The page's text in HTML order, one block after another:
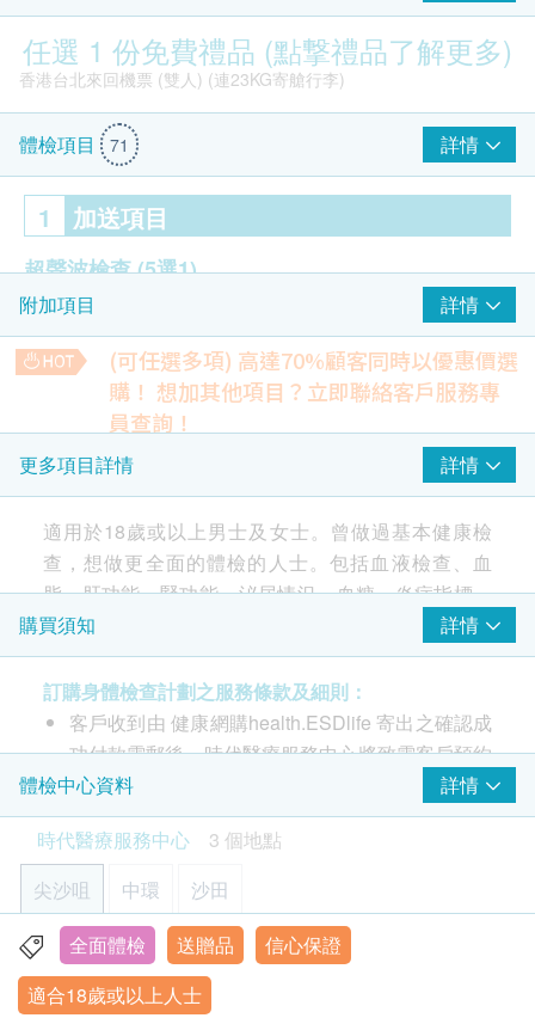
部分員工的態度與耐心需更一致
某些項目如放射科/抽血等待時間及個別項目的改進空間
希望增加更多分店位置或時段靈活性
結論
結論：該體檢服務以高性價比、一站式流程、專業團隊與舒適環
境為特點，適合忙碌的上班族、家庭及企業團體等追求便捷、透
明與高品質體檢的客群。若您重視清晰解讀、快捷報告與多樣化
計畫，此服務是值得考慮的長期選擇。
此部分內容由AI自動生成，可能包含錯誤或不完整之處，請審慎參考。
2026-07-27彌敦道26號
健康中心設施良好整濕，唯比較難預約星期
六日。
禮品吸引
Chan
2026-07-27
The medical
rebate
package is a
禮品吸引
查看所有評論
任選 1 份免費禮品 (點撃禮品了解更多)
香港台北來回機票 (雙人) (連23KG寄艙行李)
德國寶 Ultra Slim負離子速乾風筒 (建議零售價 $1,280)
$1,000扣減優惠 (不可與優惠碼疊加使用)
體檢項目 71 詳情
1 加送項目
超聲波檢查(5選1)
前列腺
甲狀腺
乳房
盤腔 (子宮/卵巢/膀胱)
頸動脈
癌症指標測試
甲種胚胎蛋白 (肝)
艾巴氏病毒抗體(鼻咽)
前列腺癌抗原
癌抗原 19.9 (胰臟)
癌胚抗原(結腸)
癌抗原125 (卵巢)
癌抗原15.3 (乳房)
2 重點項目
心臟檢查 重點項目
靜臥心電圖
肺功能 重點項目
胸肺X光片
附加項目 詳情
(可任選多項) 高達70%顧客同時以優惠價選
購！ 想加其他項目？立即聯絡客戶服務專
員查詢！
【特別優惠】人類乳頭狀瘤病毒基因分型(43種)
HPV檢測在感染HPV初期，便可檢測出已感染之病毒，相比柏
氏抹片只可檢驗細胞病變，能更早發現感染HPV，對預防子宮
頸癌有極大幫助。
34% off
HK$500.0 HK$760
上腹部超聲波
肝、膽、脾、胰、腎及主動脈 (此檢查項目或需另約日期到指
定中心進行檢查)
HK$ 2,100.0
超薄子宮頸細胞抹片檢查
除可檢查子宮頸癌前期病變外，亦可知是否有其他婦科隱患，
如柏氏抹片發炎。 (只限有性經驗女性)
HK$500.0
【特別優惠】複合糞便DNA檢測 (23種)
糞便DNA檢測比傳統顯微鏡更靈敏準確，能偵測微量寄生蟲並
精準辨識品種，同時可篩查腸道病毒與幽門螺旋桿菌，確保治
療對症下藥。
50% off
更多項目詳情 詳情
適用於18歲或以上男士及女士。曾做過基本健康檢
查，想做更全面的體檢的人士。包括血液檢查、血
脂、肝功能、腎功能、泌尿情況、血糖、炎症指標、
甲狀腺、額外贈送1項超聲波檢查及2項癌症指標測
試。
- 每位驗身者加送一項超聲波檢查 (5選1): 前列腺 或
乳房 或 盆腔(子宮、卵巢、膀胱）或 甲狀腺 或 頸動
脈
- 每位驗身者加送二項癌症指標測試(7選2): 艾柏斯坦
氏病毒全面抗體(鼻咽) 或 甲種胚胎蛋白(肝) 或 癌胚抗
原(結腸) 或 癌抗原 19.9 (胰臟) 或 前列腺癌抗原 或 癌
抗原125 (卵巢) 或 癌抗原15.3 (乳房)
此計劃包括血液檢查、血脂、肝功能、腎功能、泌尿
情況、血糖、炎症指標、甲狀腺、額外贈送1項超聲
購買須知 詳情
訂購身體檢查計劃之服務條款及細則：
客戶收到由 健康網購health.ESDlife 寄出之確認成
功付款電郵後，時代醫療服務中心將致電客戶預約
身體檢查的時間及地點。
時代醫療服務中心 - 預約或查詢：3585 8533
客戶必須於預約當天出示身份證及列印訂購確認信
以確認身份。
身體檢查服務計劃有效期為6個月，客戶必須於6個
月內 (由確認付款日期起計) 接受有關服務，逾期作
廢。
訂購一經確認，不設退款。
體檢中心資料
詳情
時代醫療服務中心
3 個地點
尖沙咀
中環 沙田
香港九龍尖沙咀彌敦道26號1302-1305室
顯示地圖
全面體檢 送贈品
信心保證
適合18歲或以上人士